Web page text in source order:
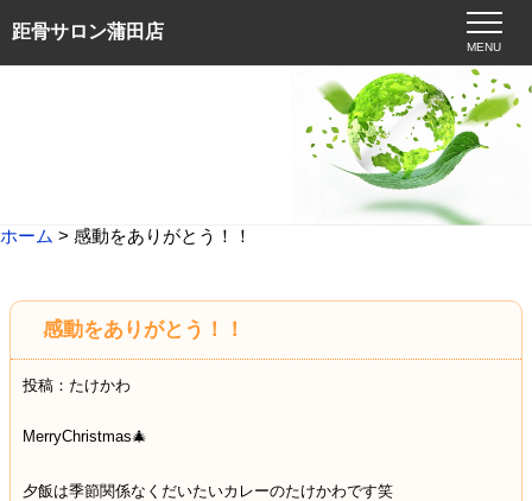
距骨サロン蒲田店
MENU
ホーム > 感動をありがとう！！
感動をありがとう！！
投稿：たけかわ
MerryChristmas🎄
夕飯は季節関係なくだいたいカレーのたけかわです笑